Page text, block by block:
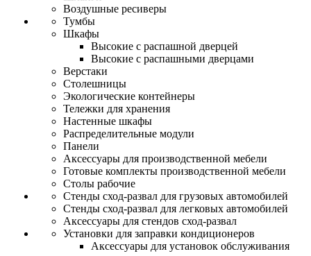
Воздушные ресиверы
Тумбы
Шкафы
Высокие с распашной дверцей
Высокие с распашными дверцами
Верстаки
Столешницы
Экологические контейнеры
Тележки для хранения
Настенные шкафы
Распределительные модули
Панели
Аксессуары для производственной мебели
Готовые комплекты производственной мебели
Столы рабочие
Стенды сход-развал для грузовых автомобилей
Стенды сход-развал для легковых автомобилей
Аксессуары для стендов сход-развал
Установки для заправки кондиционеров
Аксессуары для установок обслуживания